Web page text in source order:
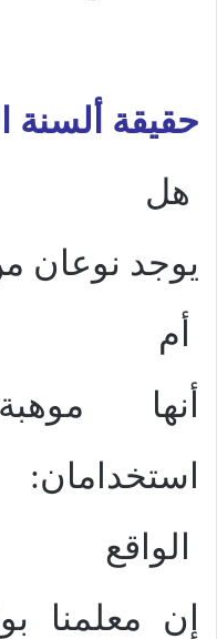
حقيقة ألسنة
هل
يوجد نوعان
أم
أنها
استخدامان:
الواقع
إن معلمنا